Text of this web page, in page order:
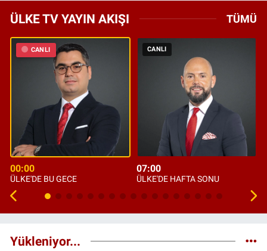
ÜLKE TV YAYIN AKIŞI TÜMÜ
CANLI
00:00
ÜLKE'DE BU GECE
CANLI
07:00
ÜLKE'DE HAFTA SONU
Yükleniyor...